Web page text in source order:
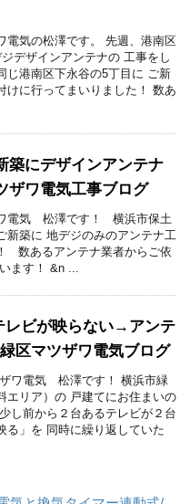
電気の松澤です。 先週、港南区
デザインアンテナの 工事をし
じ港南区下永谷の5丁目に ご新
けに行ってまいりました！ 数あ
築にデザインアンテナ
ザワ電気工事ブログ
電気 松澤です！ 横浜市保土
新築に 地デジのみのアンテナ工
数あるアンテナ業者からご依
ます！ &n ...
レビが映らない→アンテ
区マツザワ電気ブログ
ワ電気 松澤です！ 横浜市緑
エリア）の 戸建てにお住まいの
し前から２台あるテレビが２台
る」を 同時に繰り返していた